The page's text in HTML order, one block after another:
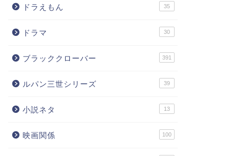
ドラえもん 35
ドラマ 30
ブラッククローバー 391
ルパン三世シリーズ 39
小説ネタ 13
映画関係 100